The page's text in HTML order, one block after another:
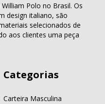
Polo no Brasil. Os
design italiano, são
selecionados de
aos clientes uma peça
Categorias
Carteira Masculina